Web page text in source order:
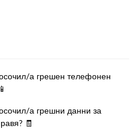
а грешен телефонен
а грешни данни за
🧾